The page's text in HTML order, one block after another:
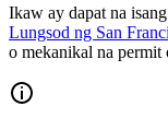
Ikaw ay dapat na
Lungsod ng San
o mekanikal na permit